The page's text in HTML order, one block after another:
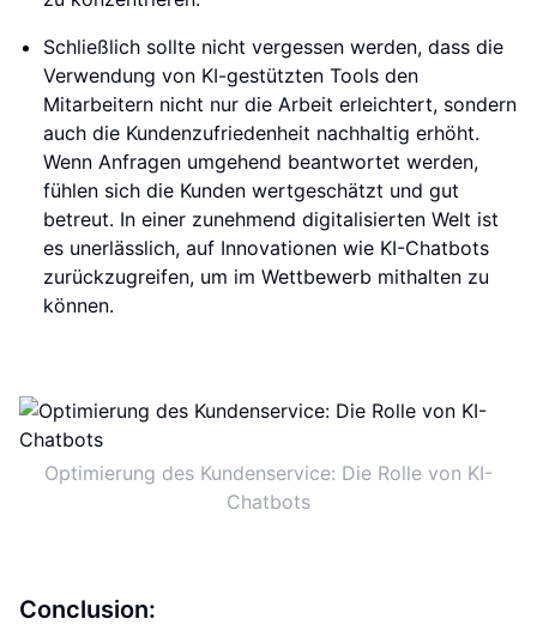
Schließlich sollte nicht vergessen werden, dass die
Verwendung von KI-gestützten Tools den
Mitarbeitern nicht nur die Arbeit erleichtert, sondern
auch die Kundenzufriedenheit nachhaltig erhöht.
Wenn Anfragen umgehend beantwortet werden,
fühlen sich die Kunden wertgeschätzt und gut
betreut. In einer zunehmend digitalisierten Welt ist
es unerlässlich, auf Innovationen wie KI-Chatbots
zurückzugreifen, um im Wettbewerb mithalten zu
können.
Optimierung des Kundenservice: Die Rolle von KI-
Chatbots
Conclusion: